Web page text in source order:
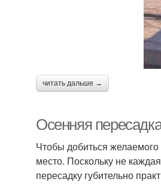
читать дальше →
Осенняя
Чтобы добиться желаемого
место. Поскольку не
пересадку губительно